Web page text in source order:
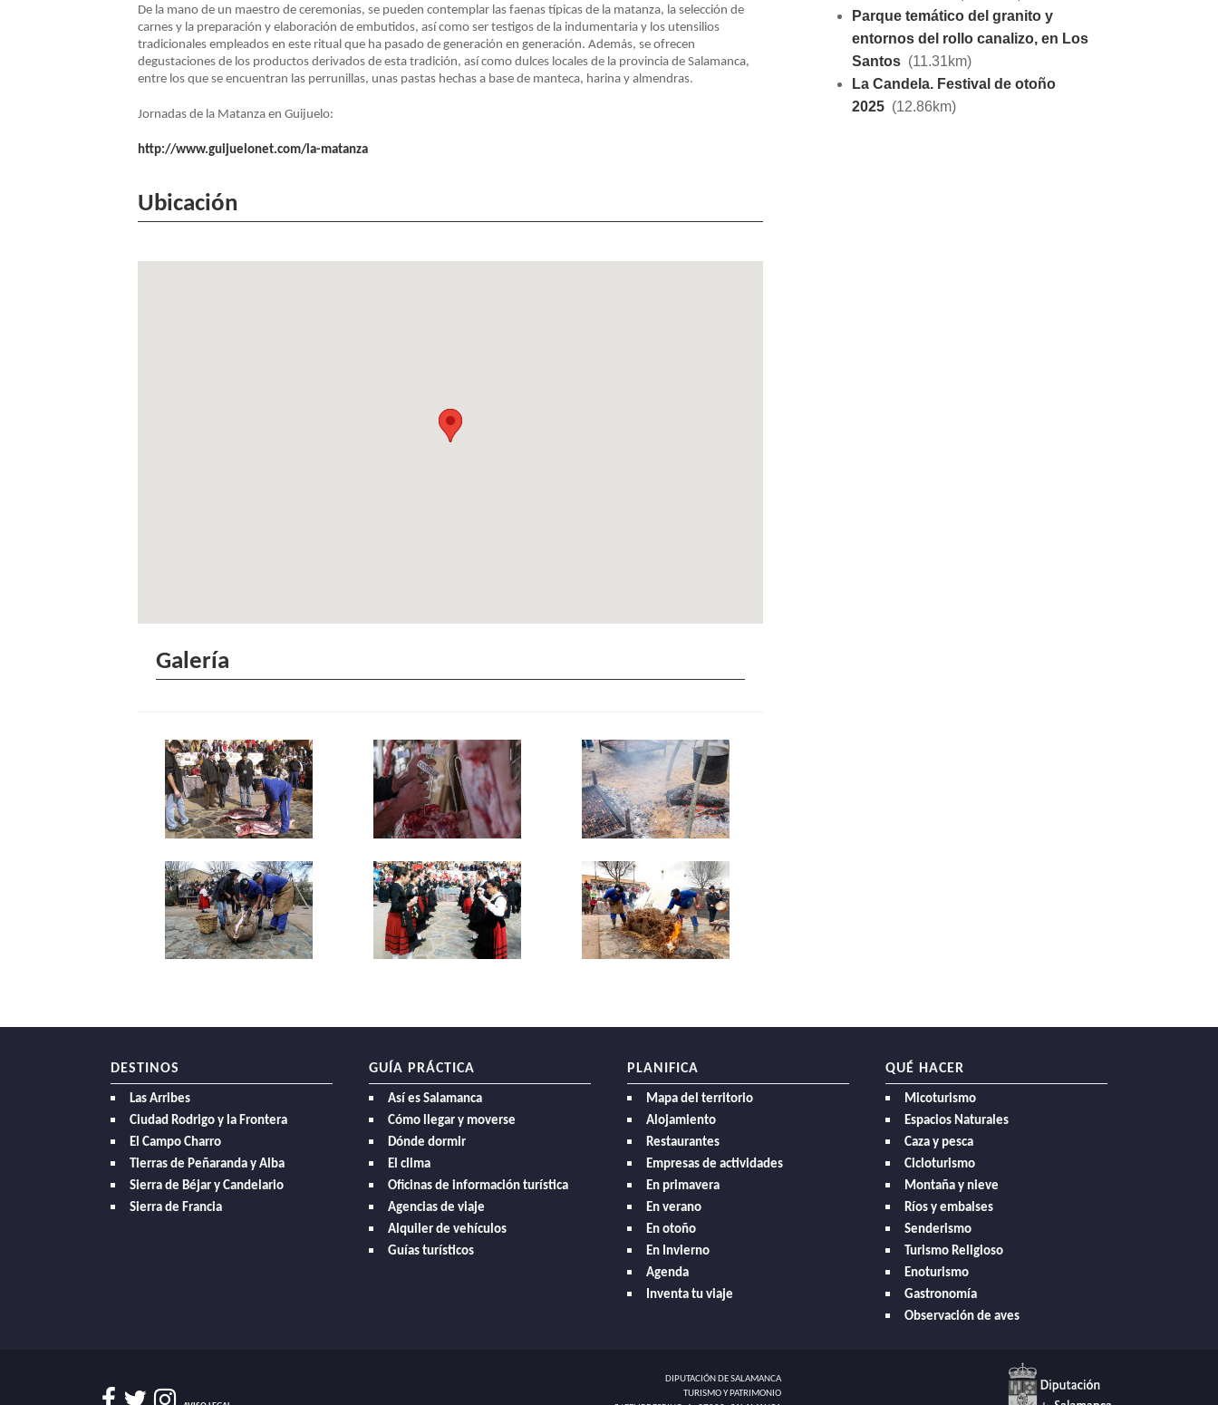
De la mano de un maestro de ceremonias, se pueden contemplar las faenas típicas de la matanza, la selección de
carnes y la preparación y elaboración de embutidos, así como ser testigos de la indumentaria y los utensilios
tradicionales empleados en este ritual que ha pasado de generación en generación. Además, se ofrecen
degustaciones de los productos derivados de esta tradición, así como dulces locales de la provincia de Salamanca,
entre los que se encuentran las perrunillas, unas pastas hechas a base de manteca, harina y almendras.
Jornadas de la Matanza en Guijuelo:
http://www.guijuelonet.com/la-matanza
Ubicación
Galería
Parque temático del granito y
entornos del rollo canalizo, en Los
Santos (11.31km)
La Candela. Festival de otoño
2025 (12.86km)
DESTINOS
Las Arribes
Ciudad Rodrigo y la Frontera
El Campo Charro
Tierras de Peñaranda y Alba
Sierra de Béjar y Candelario
Sierra de Francia
GUÍA PRÁCTICA
Así es Salamanca
Cómo llegar y moverse
Dónde dormir
El clima
Oficinas de información turística
Agencias de viaje
Alquiler de vehículos
Guías turísticos
PLANIFICA
Mapa del territorio
Alojamiento
Restaurantes
Empresas de actividades
En primavera
En verano
En otoño
En Invierno
Agenda
Inventa tu viaje
QUÉ HACER
Micoturismo
Espacios Naturales
Caza y pesca
Cicloturismo
Montaña y nieve
Ríos y embalses
Senderismo
Turismo Religioso
Enoturismo
Gastronomía
Observación de aves
DIPUTACIÓN DE SALAMANCA
TURISMO Y PATRIMONIO